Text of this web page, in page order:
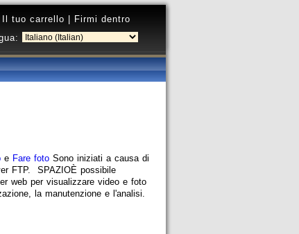
Il tuo carrello
Firmi dentro
e Fare foto Sono iniziati a causa di
FTP. SPAZIOÈ possibile
web per visualizzare video e foto
la manutenzione e l'analisi.